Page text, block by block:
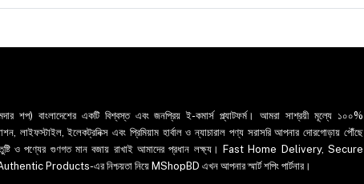
শপ) বাংলাদেশের একটি বিশ্বস্ত এবং জনপ্রিয় ই-কমার্স প্ল্যাটফর্ম। আমরা সাশ্রয়ী মূল্যে ১০০%
লাইফস্টাইল, ইলেকট্রনিক্স এবং প্রিমিয়াম হার্বাল ও ন্যাচারাল পণ্য সরাসরি আপনার দোরগোড়ায় পৌঁছে
ও পণ্যের গুণগত মান বজায় রাখাই আমাদের প্রধান লক্ষ্য। Fast Home Delivery, Secure
Products-এর নিশ্চয়তা নিয়ে MShopBD এখন আপনার স্মার্ট শপিং পার্টনার।